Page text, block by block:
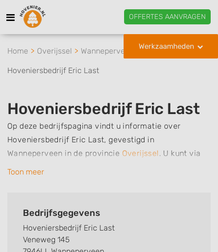
OFFERTES AANVRAGEN
Werkzaamheden
Home Overijssel Wanneperveen
Hoveniersbedrijf Eric Last
Hoveniersbedrijf Eric Last
Op deze bedrijfspagina vindt u informatie over
Hoveniersbedrijf Eric Last, gevestigd in
Wanneperveen in de provincie Overijssel. U kunt via
deze pagina eenvoudig contact met het bedrijf
werkzaamheden van dit bedrijf, zo kunt u snel zien
verzorgen. Tenslotte kunt een beoordeling of review
achterlaten als u al ervaring heeft met dit bedrijf.
Toon meer
Bedrijfsgegevens
Hoveniersbedrijf Eric Last
Veneweg 145